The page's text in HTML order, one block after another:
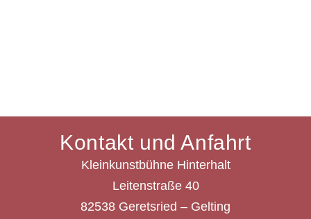
Kontakt und Anfahrt
Kleinkunstbühne Hinterhalt
Leitenstraße 40
82538 Geretsried – Gelting